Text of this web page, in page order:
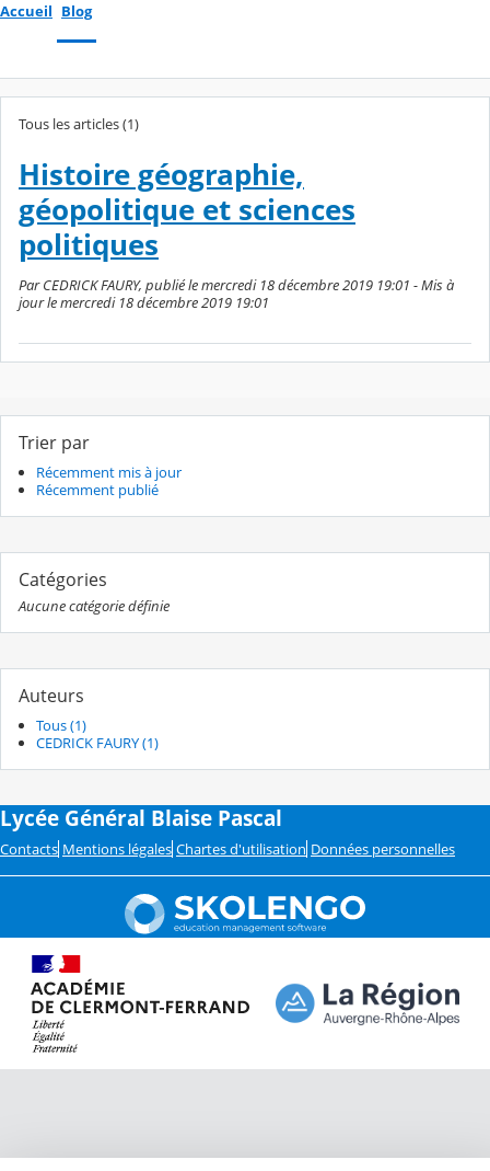
Accueil Blog
Tous les articles (1)
Histoire géographie,
géopolitique et sciences
politiques
Par CEDRICK FAURY, publié le mercredi 18 décembre 2019 19:01 - Mis à
jour le mercredi 18 décembre 2019 19:01
Trier par
Récemment mis à jour
Récemment publié
Catégories
Aucune catégorie définie
Auteurs
Tous (1)
CEDRICK FAURY (1)
Lycée Général Blaise Pascal
Contacts Mentions légales Chartes d'utilisation Données personnelles